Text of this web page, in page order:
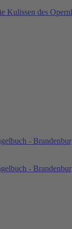
Kulissen des
-
-